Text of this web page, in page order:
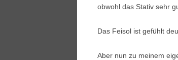
obwohl das Stativ sehr
Das Feisol ist gefühlt
Aber nun zu meinem